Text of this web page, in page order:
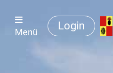
Login
Menü